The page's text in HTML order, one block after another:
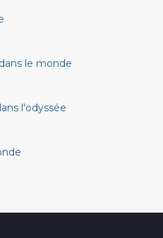
le monde
l'odyssée